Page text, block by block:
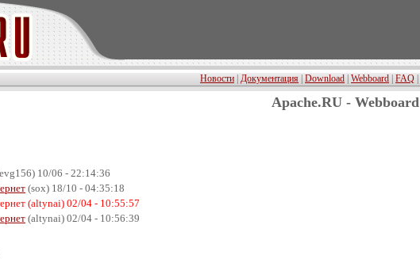
Новости Документация Download Webboard FAQ
Apache.RU - Webboard
10/06 - 22:14:36
(sox) 18/10 - 04:35:18
(altynai) 02/04 - 10:55:57
(altynai) 02/04 - 10:56:39